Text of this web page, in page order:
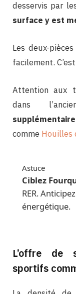
desservis par
surface y est
Les deux-
facilement.
Attention aux
dans
supplémentaire
comme Houilles
Astuce
Ciblez
RER.
énergétique.
L’offre de
sportifs